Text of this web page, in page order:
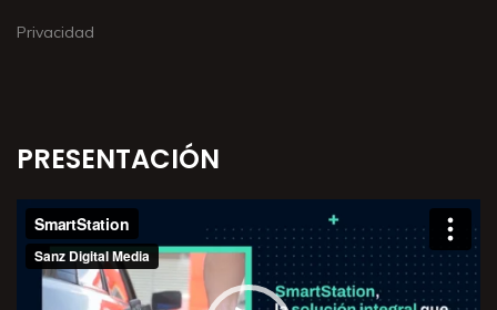
Privacidad
PRESENTACIÓN
Video
Player